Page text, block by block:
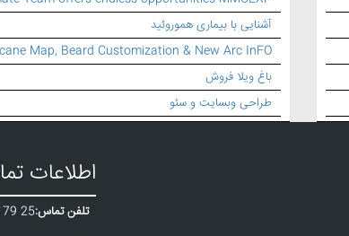
آشنایی با بیماری هموروئید
Map, Beard Customization & New Arc InFO
باغ ویلا فروش
طراحی وبسایت و سئو
اطلاعات
تلفن تماس:25